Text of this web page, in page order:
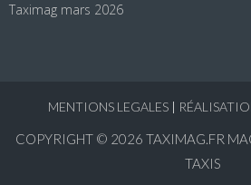
Taximag mars 2026
MENTIONS LEGALES |
COPYRIGHT © 2026 TAXIMAG.FR
TAXIS